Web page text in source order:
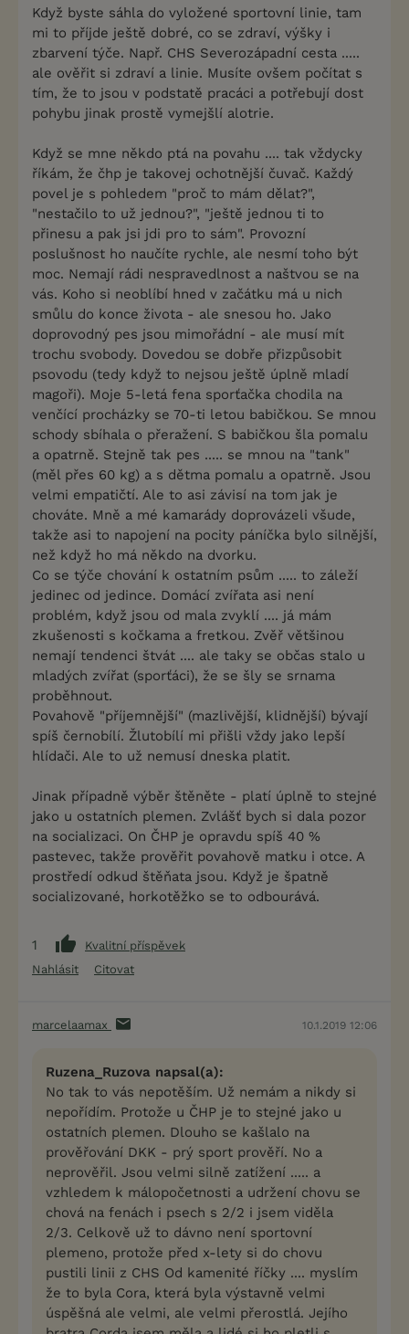
Když byste sáhla do vyložené sportovní linie, tam
mi to příjde ještě dobré, co se zdraví, výšky i
zbarvení týče. Např. CHS Severozápadní cesta .....
ale ověřit si zdraví a linie. Musíte ovšem počítat s
tím, že to jsou v podstatě pracáci a potřebují dost
pohybu jinak prostě vymejšlí alotrie.
Když se mne někdo ptá na povahu .... tak vždycky
říkám, že čhp je takovej ochotnější čuvač. Každý
povel je s pohledem "proč to mám dělat?",
"nestačilo to už jednou?", "ještě jednou ti to
přinesu a pak jsi jdi pro to sám". Provozní
poslušnost ho naučíte rychle, ale nesmí toho být
moc. Nemají rádi nespravedlnost a naštvou se na
vás. Koho si neoblíbí hned v začátku má u nich
smůlu do konce života - ale snesou ho. Jako
doprovodný pes jsou mimořádní - ale musí mít
trochu svobody. Dovedou se dobře přizpůsobit
psovodu (tedy když to nejsou ještě úplně mladí
magoři). Moje 5-letá fena sporťačka chodila na
venčící procházky se 70-ti letou babičkou. Se mnou
schody sbíhala o přeražení. S babičkou šla pomalu
a opatrně. Stejně tak pes ..... se mnou na "tank"
(měl přes 60 kg) a s dětma pomalu a opatrně. Jsou
velmi empatičtí. Ale to asi závisí na tom jak je
chováte. Mně a mé kamarády doprovázeli všude,
takže asi to napojení na pocity páníčka bylo silnější,
než když ho má někdo na dvorku.
Co se týče chování k ostatním psům ..... to záleží
jedinec od jedince. Domácí zvířata asi není
problém, když jsou od mala zvyklí .... já mám
zkušenosti s kočkama a fretkou. Zvěř většinou
nemají tendenci štvát .... ale taky se občas stalo u
mladých zvířat (sporťáci), že se šly se srnama
proběhnout.
Povahově "příjemnější" (mazlivější, klidnější) bývají
spíš černobílí. Žlutobílí mi přišli vždy jako lepší
hlídači. Ale to už nemusí dneska platit.
Jinak případně výběr štěněte - platí úplně to stejné
jako u ostatních plemen. Zvlášť bych si dala pozor
na socializaci. On ČHP je opravdu spíš 40 %
pastevec, takže prověřit povahově matku i otce. A
prostředí odkud štěňata jsou. Když je špatně
socializované, horkotěžko se to odbourává.
1
Kvalitní příspěvek
Nahlásit
Citovat
marcelaamax 10.1.2019 12:06
Ruzena_Ruzova napsal(a):
No tak to vás nepotěším. Už nemám a nikdy si
nepořídím. Protože u ČHP je to stejné jako u
ostatních plemen. Dlouho se kašlalo na
prověřování DKK - prý sport prověří. No a
neprověřil. Jsou velmi silně zatížení ..... a
vzhledem k málopočetnosti a udržení chovu se
chová na fenách i psech s 2/2 i jsem viděla
2/3. Celkově už to dávno není sportovní
plemeno, protože před x-lety si do chovu
pustili linii z CHS Od kamenité říčky .... myslím
že to byla Cora, která byla výstavně velmi
úspěšná ale velmi, ale velmi přerostlá. Jejího